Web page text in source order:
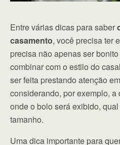
Entre várias dicas para saber
casamento, você precisa ter
precisa não apenas ser
combinar com o estilo do
ser feita prestando atenção
considerando, por exemplo,
onde o bolo será exibido,
tamanho.
Uma dica importante para